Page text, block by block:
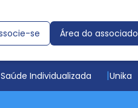
se Área do associado
Saúde Individualizada Unika